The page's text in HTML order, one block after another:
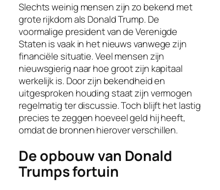
Slechts weinig mensen zijn zo bekend met
grote rijkdom als Donald Trump. De
voormalige president van de Verenigde
Staten is vaak in het nieuws vanwege zijn
financiële situatie. Veel mensen zijn
nieuwsgierig naar hoe groot zijn kapitaal
werkelijk is. Door zijn bekendheid en
uitgesproken houding staat zijn vermogen
regelmatig ter discussie. Toch blijft het lastig
precies te zeggen hoeveel geld hij heeft,
omdat de bronnen hierover verschillen.
De opbouw van Donald
Trumps fortuin